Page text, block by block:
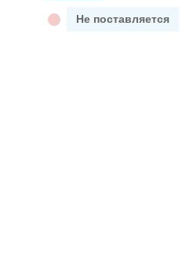
Не поставляется